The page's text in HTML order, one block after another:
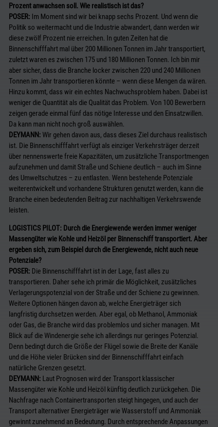
Prozent anwachsen soll. Wie realistisch ist das?
POSER: Im Moment sind wir bei knapp sechs Prozent. Und wenn die
Politik so weitermacht und die Industrie abwandert, dann werden wir
diese zwölf Prozent nie erreichen. In guten Zeiten hat die
Binnenschifffahrt mal über 200 Millionen Tonnen im Jahr transportiert,
zuletzt waren es zwischen 175 und 180 Millionen Tonnen. Ich bin mir
aber sicher, dass die Branche locker zwischen 220 und 240 Millionen
Tonnen im Jahr transportieren könnte – wenn diese Mengen da wären.
Hinzu kommt, dass wir ein echtes Nachwuchsproblem haben. Dabei ist
weniger die Quantität als die Qualität das Problem. Von 100 Bewerbern
zeigen gerade einmal fünf das nötige Interesse und den Einsatzwillen.
Da kann man nicht noch groß auswählen.
DEYMANN: Wir gehen davon aus, dass dieses Ziel durchaus realistisch
ist. Die Binnenschifffahrt verfügt als einziger Verkehrsträger derzeit
über nennenswerte freie Kapazitäten, um zusätzliche Transportmengen
aufzunehmen und damit Straße und Schiene deutlich – auch im Sinne
des Umweltschutzes – zu entlasten. Wenn bestehende Potenziale
weiterentwickelt und vorhandene Strukturen genutzt werden, kann die
Branche einen bedeutenden Beitrag zur nachhaltigen Verkehrswende
leisten.
LOGISTICS PILOT: Durch die Energiewende werden immer weniger
Massengüter wie Kohle und Heizöl per Binnenschiff transportiert. Aber
ergeben sich, zum Beispiel durch die Energiewende, nicht auch neue
Potenziale?
POSER: Die Binnenschifffahrt ist in der Lage, fast alles zu
transportieren. Daher sehe ich primär die Möglichkeit, zusätzliches
Verlagerungspotenzial von der Straße und der Schiene zu gewinnen.
Weitere Optionen hängen davon ab, welche Energieträger sich
langfristig durchsetzen werden. Aber egal, ob Methanol, Ammoniak
oder Gas, die Branche wird das problemlos und sicher managen. Mit
Blick auf die Windenergie sehe ich allerdings nur geringes Potenzial.
Denn bedingt durch die Größe der Flügel sowie die Breite der Kanäle
und die Höhe vieler Brücken sind der Binnenschifffahrt einfach
natürliche Grenzen gesetzt.
DEYMANN: Laut Prognosen wird der Transport klassischer
Massengüter wie Kohle und Heizöl künftig deutlich zurückgehen. Die
Nachfrage nach Containertransporten steigt hingegen, und auch der
Transport alternativer Energieträger wie Wasserstoff und Ammoniak
gewinnt zunehmend an Bedeutung. Durch entsprechende Anpassungen